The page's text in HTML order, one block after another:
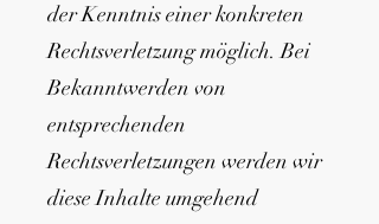
der Kenntnis einer konkreten
Rechtsverletzung möglich. Bei
Bekanntwerden von
entsprechenden
Rechtsverletzungen werden wir
diese Inhalte umgehend